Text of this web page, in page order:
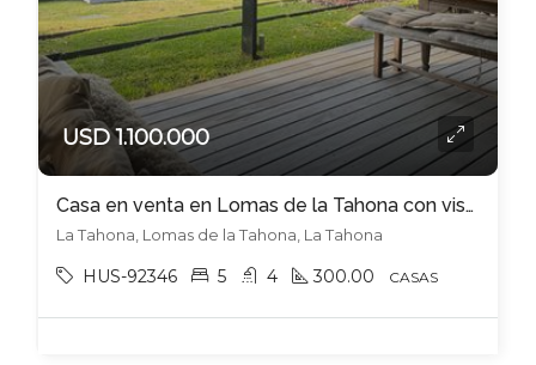
USD 1.100.000
Casa en venta en Lomas de la Tahona con vista al lago
La Tahona, Lomas de la Tahona, La Tahona
HUS-92346 5 4 300.00 CASAS